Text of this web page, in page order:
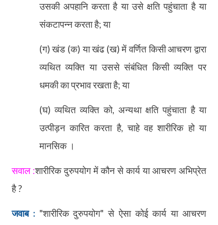
उसकी अपहानि करता है या उसे क्षति पहुंचाता है या
संकटापन्न करता है;या
(ग) खंड (क) या खंढ (ख) में वर्णित किसी आचरण द्वारा
व्यथित व्यक्ति या उससे संबंधित किसी व्यक्ति पर
धमकी का प्रभाव रखता है;या
(घ) व्यथित व्यक्ति को, अन्यथा क्षति पहुंचाता है या
उत्पीड़न कारित करता है,चाहे वह शारीरिक हो या
मानसिक ।
सवाल :शारीरिक दुरुपयोग में कौन से कार्य या आचरण अभिप्रेत
है ?
जवाब : "शारीरिक दुरुपयोग" से ऐसा कोई कार्य या आचरण